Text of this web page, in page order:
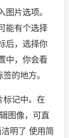
片选项。
能有个选择
后，选择你
中，你会看
的地方。
标记中。在
图像，可直
明了 使用简